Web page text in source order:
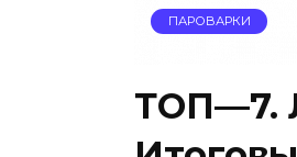
ПАРОВАРКИ
ТОП—7.